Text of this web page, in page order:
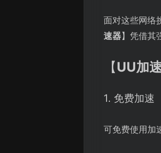
面对这些网络
速器】凭借其
【UU加
1. 免费加速
可免费使用加